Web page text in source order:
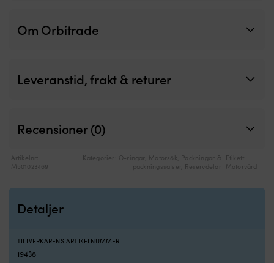
Om Orbitrade
Leveranstid, frakt & returer
Recensioner (0)
Artikelnr:
M501023469
Kategorier: O-ringar Motorsök
Packningar &
packningssatser Reservdelar
Etikett:
Motorvård
Detaljer
TILLVERKARENS ARTIKELNUMMER
19438